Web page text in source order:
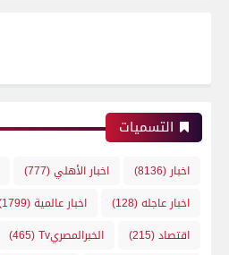
التسميات
اخبار(8136) اخبار الأهلي(777)
اخبار عاجله(128) اخبار عالمية(1799)
اقتصاد(215) الخبرالمصريTv (465)